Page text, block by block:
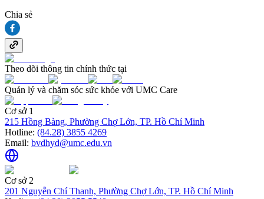
Chia sẻ
Theo dõi thông tin chính thức tại
Quản lý và chăm sóc sức khỏe với UMC Care
Cơ sở 1
215 Hồng Bàng, Phường Chợ Lớn, TP. Hồ Chí Minh
Hotline: (84.28) 3855 4269
Email: bvdhyd@umc.edu.vn
Cơ sở 2
201 Nguyễn Chí Thanh, Phường Chợ Lớn, TP. Hồ Chí Minh